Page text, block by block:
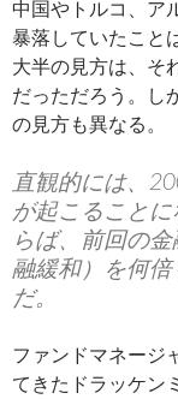
中国やトルコ、ア
暴落していたこと
大半の見方は、そ
だっただろう。し
の見方も異なる。
直観的には、
が起こること
らば、前回の
融緩和）を何
だ。
ファンドマネージ
てきたドラッケン